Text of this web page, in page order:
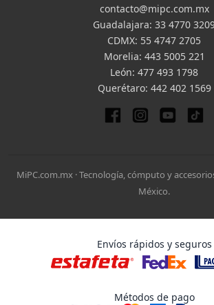
contacto@mipc.com.mx
Guadalajara: 33 4770
CDMX: 55 4747 2705
Morelia: 443 5005 221
León: 477 493 1798
Querétaro: 442 402 1569
MiPC.com.mx · Tecnología, cómputo y
México.
Envíos rápidos y seguros
Métodos de pago